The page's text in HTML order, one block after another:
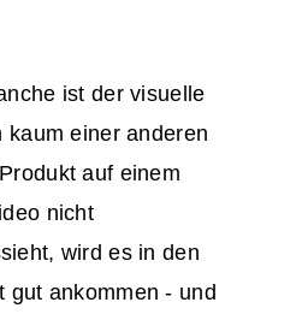
ist der visuelle
kaum einer anderen
auf einem
nicht
wird es in den
gut ankommen - und